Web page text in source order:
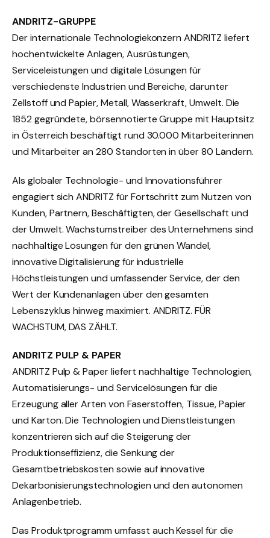
ANDRITZ-GRUPPE
Der internationale Technologiekonzern ANDRITZ liefert
hochentwickelte Anlagen, Ausrüstungen,
Serviceleistungen und digitale Lösungen für
verschiedenste Industrien und Bereiche, darunter
Zellstoff und Papier, Metall, Wasserkraft, Umwelt. Die
1852 gegründete, börsennotierte Gruppe mit Hauptsitz
in Österreich beschäftigt rund 30.000 Mitarbeiterinnen
und Mitarbeiter an 280 Standorten in über 80 Ländern.
Als globaler Technologie- und Innovationsführer
engagiert sich ANDRITZ für Fortschritt zum Nutzen von
Kunden, Partnern, Beschäftigten, der Gesellschaft und
der Umwelt. Wachstumstreiber des Unternehmens sind
nachhaltige Lösungen für den grünen Wandel,
innovative Digitalisierung für industrielle
Höchstleistungen und umfassender Service, der den
Wert der Kundenanlagen über den gesamten
Lebenszyklus hinweg maximiert. ANDRITZ. FÜR
WACHSTUM, DAS ZÄHLT.
ANDRITZ PULP & PAPER
ANDRITZ Pulp & Paper liefert nachhaltige Technologien,
Automatisierungs- und Servicelösungen für die
Erzeugung aller Arten von Faserstoffen, Tissue, Papier
und Karton. Die Technologien und Dienstleistungen
konzentrieren sich auf die Steigerung der
Produktionseffizienz, die Senkung der
Gesamtbetriebskosten sowie auf innovative
Dekarbonisierungstechnologien und den autonomen
Anlagenbetrieb.
Das Produktprogramm umfasst auch Kessel für die